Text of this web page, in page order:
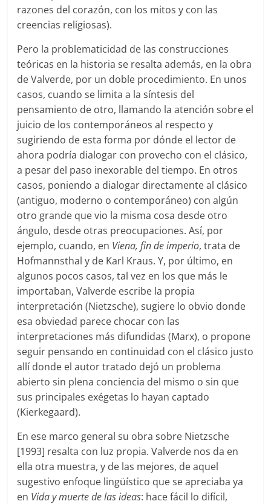
razones del corazón, con los mitos y con las
creencias religiosas).
Pero la problematicidad de las construcciones
teóricas en la historia se resalta además, en la obra
de Valverde, por un doble procedimiento. En unos
casos, cuando se limita a la síntesis del
pensamiento de otro, llamando la atención sobre el
juicio de los contemporáneos al respecto y
sugiriendo de esta forma por dónde el lector de
ahora podría dialogar con provecho con el clásico,
a pesar del paso inexorable del tiempo. En otros
casos, poniendo a dialogar directamente al clásico
(antiguo, moderno o contemporáneo) con algún
otro grande que vio la misma cosa desde otro
ángulo, desde otras preocupaciones. Así, por
ejemplo, cuando, en Viena, fin de imperio, trata de
Hofmannsthal y de Karl Kraus. Y, por último, en
algunos pocos casos, tal vez en los que más le
importaban, Valverde escribe la propia
interpretación (Nietzsche), sugiere lo obvio donde
esa obviedad parece chocar con las
interpretaciones más difundidas (Marx), o propone
seguir pensando en continuidad con el clásico justo
allí donde el autor tratado dejó un problema
abierto sin plena conciencia del mismo o sin que
sus principales exégetas lo hayan captado
(Kierkegaard).
En ese marco general su obra sobre Nietzsche
[1993] resalta con luz propia. Valverde nos da en
ella otra muestra, y de las mejores, de aquel
sugestivo enfoque lingüístico que se apreciaba ya
en Vida y muerte de las ideas: hace fácil lo difícil,